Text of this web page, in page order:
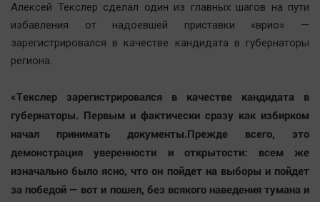
Здоровье
Спорт
Технологии
Отраслевые темы
Алексей Текслер сделал один из главных шагов на пути
избавления от надоевшей приставки «врио» —
зарегистрировался в качестве кандидата в губернаторы
региона.
«Текслер зарегистрировался в качестве кандидата в
губернаторы. Первым и фактически сразу как избирком
начал принимать документы.Прежде всего, это
демонстрация уверенности и открытости: всем же
изначально было ясно, что он пойдет на выборы и пойдет
за победой — вот и пошел, без всякого наведения тумана и